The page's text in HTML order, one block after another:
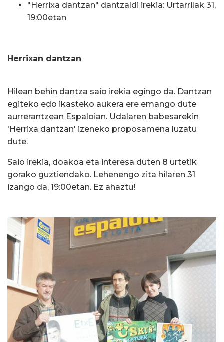
"Herrixa dantzan" dantzaldi irekia: Urtarrilak 31,
19:00etan
Herrixan dantzan
Hilean behin dantza saio irekia egingo da. Dantzan
egiteko edo ikasteko aukera ere emango dute
aurrerantzean Espaloian. Udalaren babesarekin
'Herrixa dantzan' izeneko proposamena luzatu
dute.
Saio irekia, doakoa eta interesa duten 8 urtetik
gorako guztiendako. Lehenengo zita hilaren 31
izango da, 19:00etan. Ez ahaztu!